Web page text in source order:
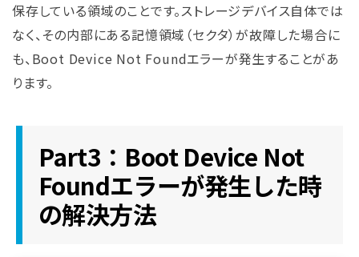
保存している領域のことです。ストレージデバイス自体では
なく、その内部にある記憶領域（セクタ）が故障した場合に
も、Boot Device Not Foundエラーが発生することがあ
ります。
Part3：Boot Device Not
Foundエラーが発生した時
の解決方法